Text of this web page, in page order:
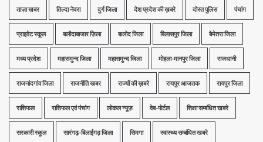
ताज़ा खबर तिल्दा नेवरा दुर्ग जिला देश प्रदेश की ख़बरे दोस्त पुलिस पंचांग
प्राइवेट स्कूल बलौदाबाजार ज़िला बालोद जिला बिलासपुर जिला बेमेतरा जिला
मध्‍य प्रदेश महासमुन्द जिला महासमुन्द जिला मोहला-मानपुर जिला राजधानी
राजनांदगांव जिला राजनीति खबर राज्यों की ख़बरे रायपुर आजतक रायपुर जिला
राशिफल राशिफल एवं पंचांग लोकल न्यूज़ वेब-पोर्टल शिक्षा सम्बंधित खबरे
सरकारी स्कूल सारंगढ़-बिलाईगढ़ जिला सिमगा स्वास्थ्य सम्बंधित खबरे